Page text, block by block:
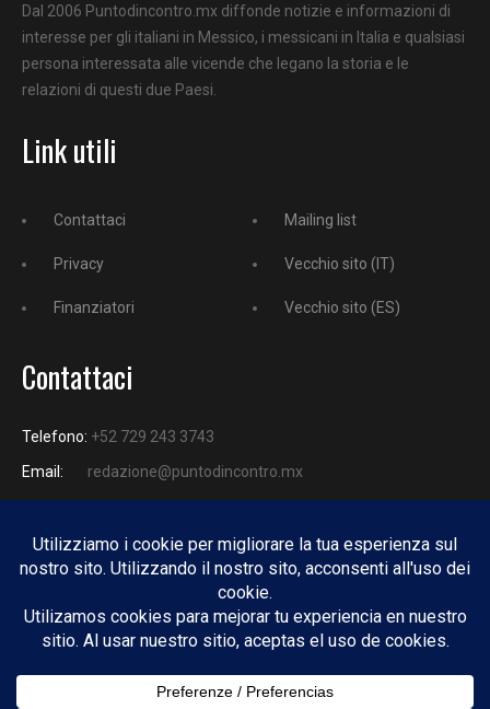
Dal 2006 Puntodincontro.mx diffonde notizie e informazioni di
interesse per gli italiani in Messico, i messicani in Italia e qualsiasi
persona interessata alle vicende che legano la storia e le
relazioni di questi due Paesi.
Link utili
Contattaci
Privacy
Finanziatori
Mailing list
Vecchio sito (IT)
Vecchio sito (ES)
Contattaci
Telefono: +52 729 243 3743
Email:
redazione@puntodincontro.mx
PUNTODINCONTRO